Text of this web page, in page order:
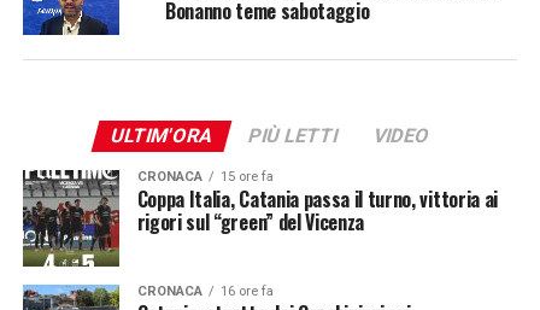
Bonanno teme sabotaggio
ULTIM'ORA PIÙ LETTI VIDEO
CRONACA 15 ore fa
Coppa Italia, Catania passa il turno, vittoria ai
rigori sul “green” del Vicenza
CRONACA 16 ore fa